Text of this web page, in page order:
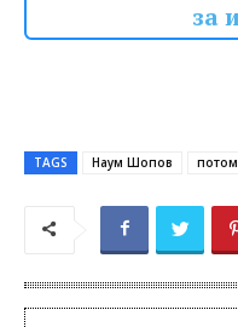
за
TAGS Наум Шопов